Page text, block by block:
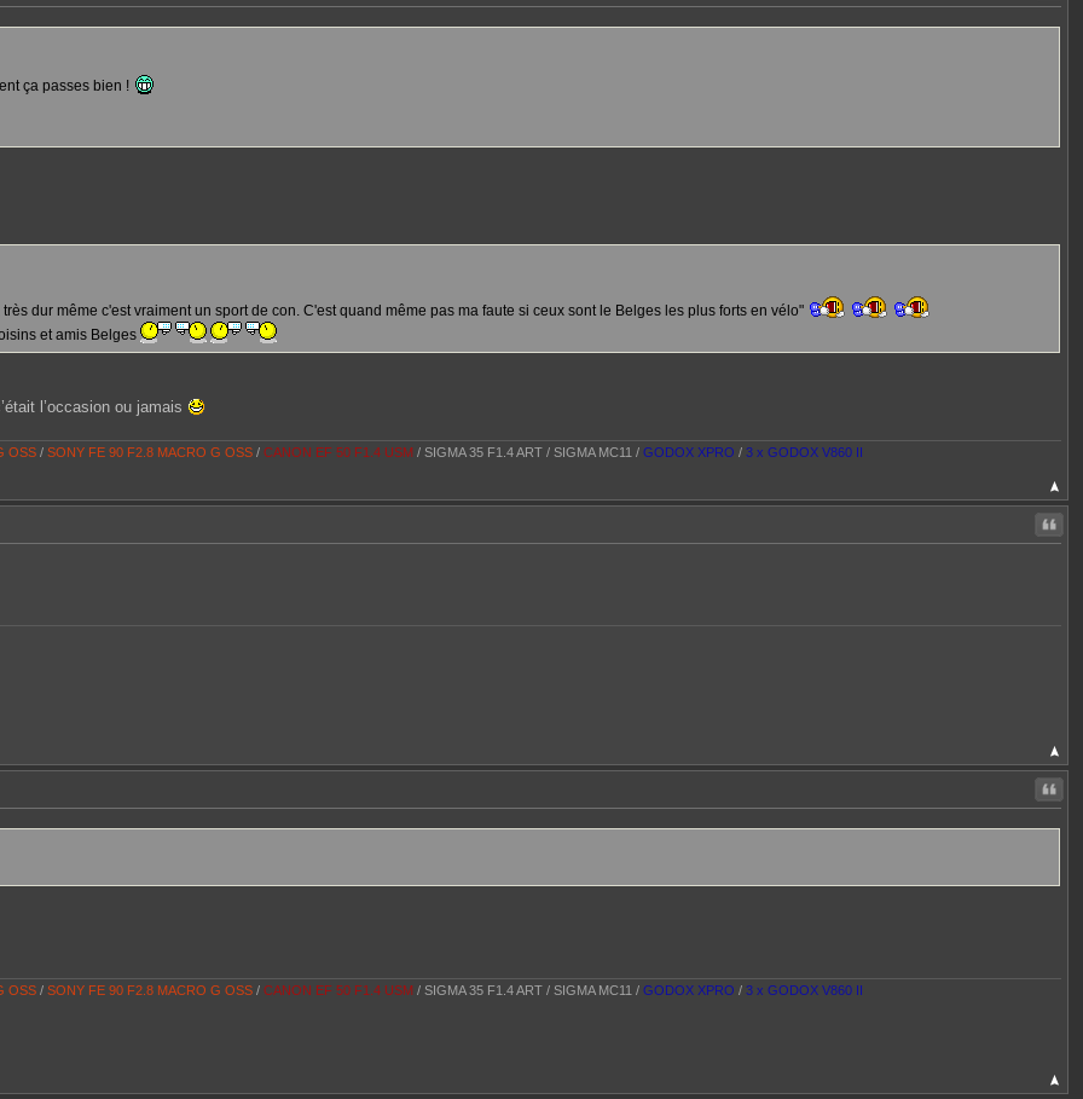
ça passes bien !
dur même c'est vraiment un sport de con. C'est quand même pas ma faute si ceux sont le Belges les plus forts en vélo"
et amis Belges
l’occasion ou jamais
OSS / SONY FE 90 F2.8 MACRO G OSS / CANON EF 50 F1.4 USM / SIGMA 35 F1.4 ART / SIGMA MC11 / GODOX XPRO / 3 x GODOX V860 II
Citer
Citer
OSS / SONY FE 90 F2.8 MACRO G OSS / CANON EF 50 F1.4 USM / SIGMA 35 F1.4 ART / SIGMA MC11 / GODOX XPRO / 3 x GODOX V860 II